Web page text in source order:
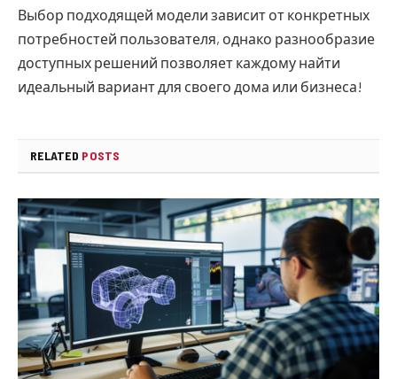
Выбор подходящей модели зависит от конкретных
потребностей пользователя, однако разнообразие
доступных решений позволяет каждому найти
идеальный вариант для своего дома или бизнеса!
RELATED POSTS